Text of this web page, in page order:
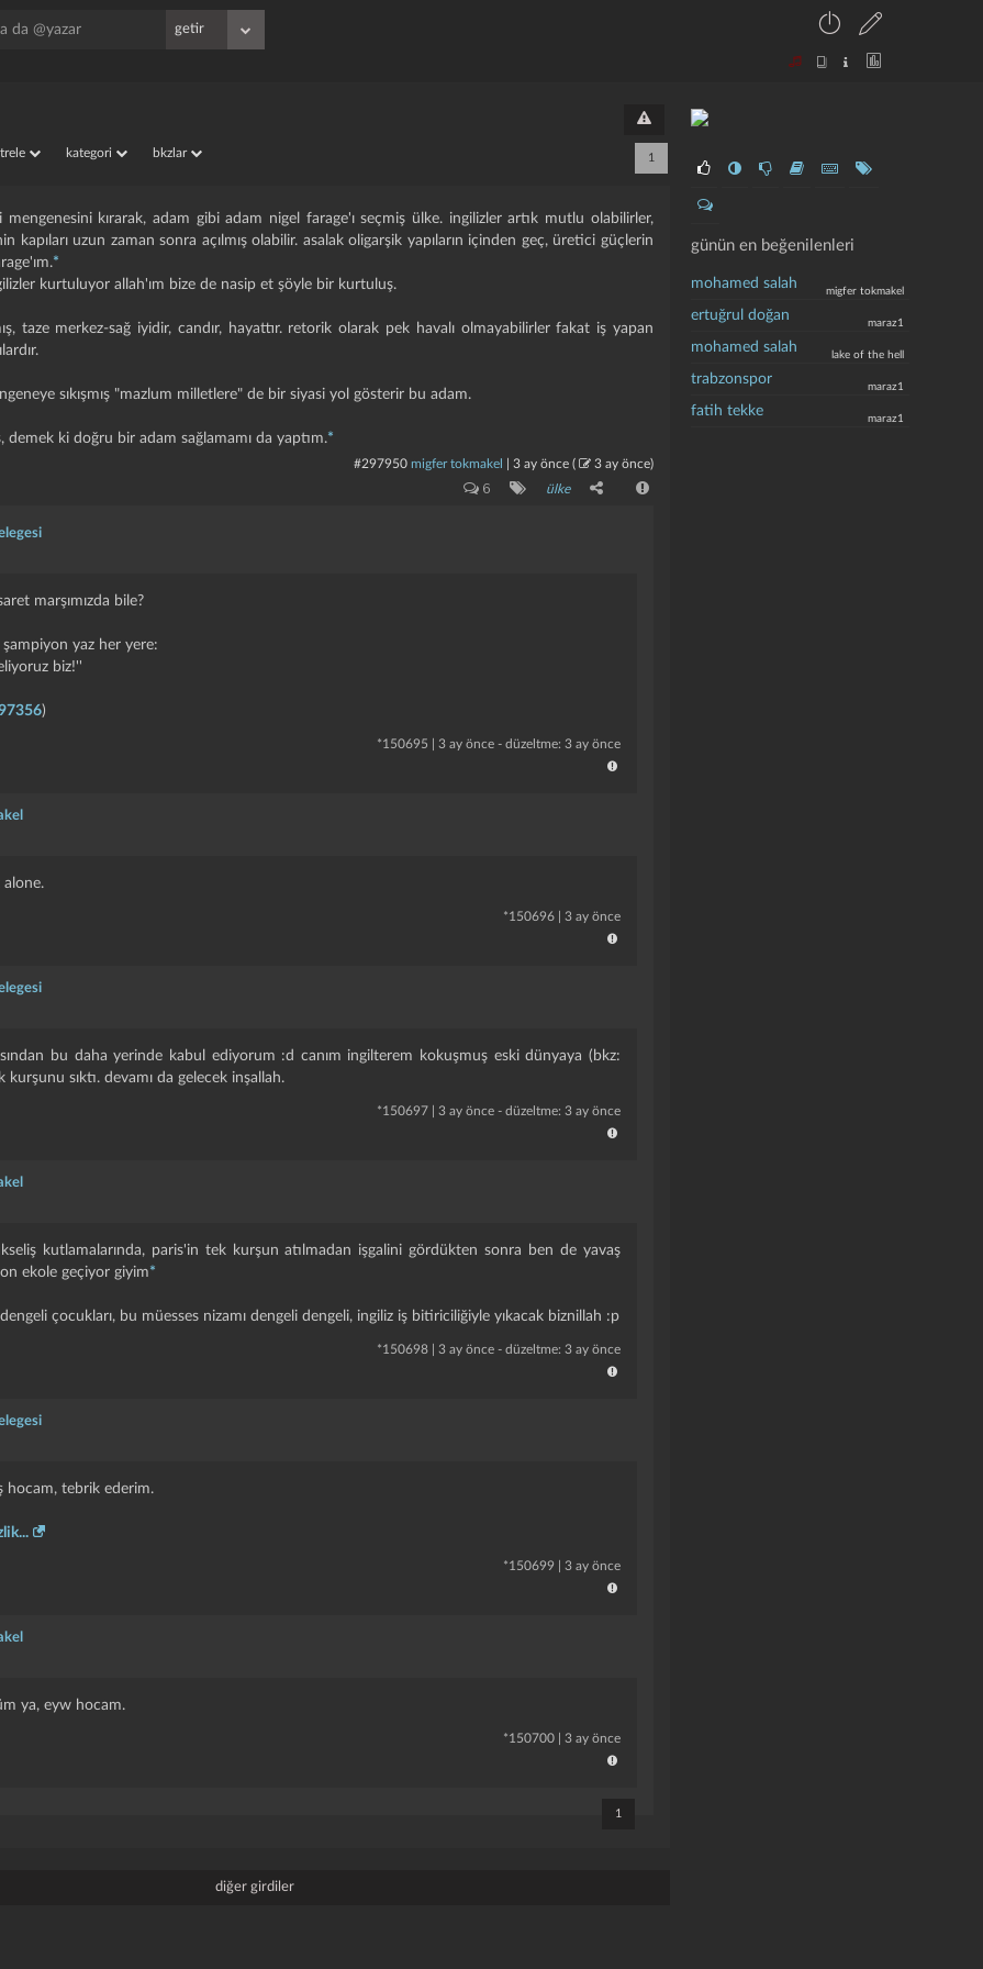
günün en beğenilenleri
mohamed salah migfer tokmakel
ertuğrul doğan maraz1
mohamed salah lake of the hell
trabzonspor maraz1
fatih tekke maraz1
kategori bkzlar 1
kırarak, adam gibi adam nigel farage'ı seçmiş ülke. i̇ngilizler artık mutlu olabilirler,
kapıları uzun zaman sonra açılmış olabilir. asalak oligarşik yapıların içinden geç, üretici güçlerin
*
kurtuluyor allah'ım bize de nasip et şöyle bir kurtuluş.
taze merkez-sağ iyidir, candır, hayattır. retorik olarak pek havalı olmayabilirler fakat iş yapan
sıkışmış "mazlum milletlere" de bir siyasi yol gösterir bu adam.
demek ki doğru bir adam sağlamamı da yaptım.*
#297950 migfer tokmakel 3 ay önce ( 3 ay önce)
6 ülke
marşımızda bile?
yaz her yere:
biz!''
)
*150695 3 ay önce - düzeltme: 3 ay önce
*150696| 3 ay önce
bu daha yerinde kabul ediyorum :d canım ingilterem kokuşmuş eski dünyaya (bkz:
kurşunu sıktı. devamı da gelecek inşallah.
*150697| 3 ay önce - düzeltme: 3 ay önce
kutlamalarında, paris'in tek kurşun atılmadan işgalini gördükten sonra ben de yavaş
ekole geçiyor giyim*
çocukları, bu müesses nizamı dengeli dengeli, ingiliz iş bitiriciliğiyle yıkacak biznillah :p
*150698| 3 ay önce - düzeltme: 3 ay önce
hocam, tebrik ederim.
*150699 3 ay önce
ya, eyw hocam.
*150700| 3 ay önce
1
diğer girdiler